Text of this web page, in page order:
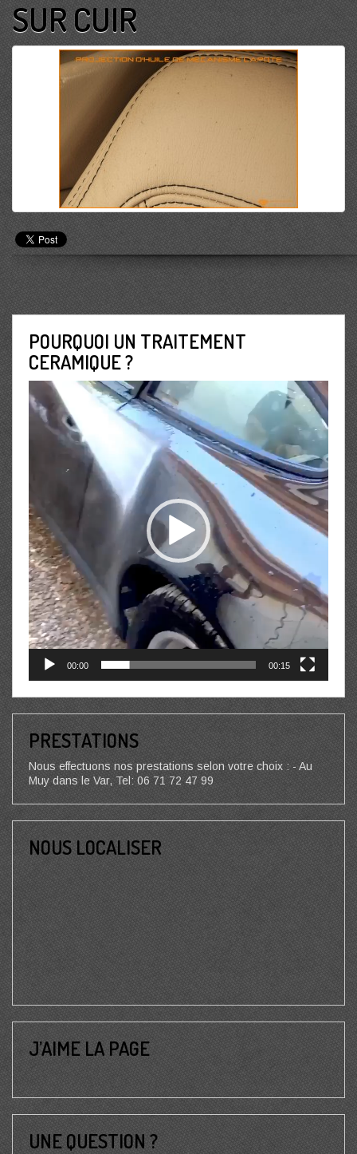
SUR CUIR
POURQUOI UN TRAITEMENT
CERAMIQUE ?
Lecteur
vidéo
00:00 00:15
PRESTATIONS
Nous effectuons nos prestations selon votre choix : - Au
Muy dans le Var, Tel: 06 71 72 47 99
NOUS LOCALISER
J’AIME LA PAGE
UNE QUESTION ?